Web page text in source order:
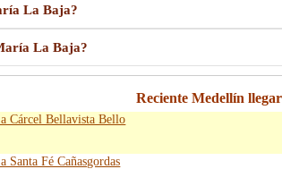
La Baja?
La Baja?
Reciente Medellín llegar
Cárcel Bellavista Bello
Santa Fé Cañasgordas